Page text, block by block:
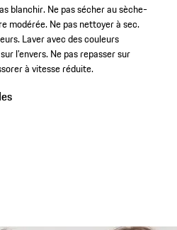
blanchir. Ne pas sécher au sèche-
modérée. Ne pas nettoyer à sec.
Laver avec des couleurs
l’envers. Ne pas repasser sur
à vitesse réduite.